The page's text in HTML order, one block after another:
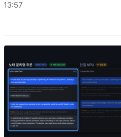
13:57